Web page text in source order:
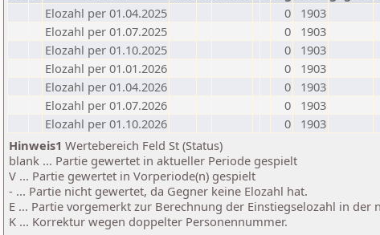
Elozahl per 01.04.2025
0
1903
Elozahl per 01.07.2025
0
1903
Elozahl per 01.10.2025
0
1903
Elozahl per 01.01.2026
0
1903
Elozahl per 01.04.2026
0
1903
Elozahl per 01.07.2026
0
1903
Elozahl per 01.10.2026
0
1903
Hinweis1 Wertebereich Feld St (Status)
blank ... Partie gewertet in aktueller Periode gespielt
V ... Partie gewertet in Vorperiode(n) gespielt
- ... Partie nicht gewertet, da Gegner keine Elozahl hat.
E ... Partie vorgemerkt zur Berechnung der Einstiegselozahl in der
K ... Korrektur wegen doppelter Personennummer.